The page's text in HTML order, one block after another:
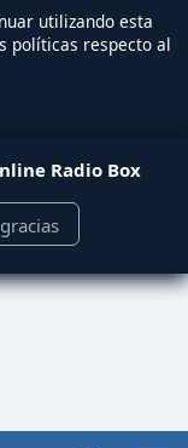
utilizando esta
políticas respecto al
Radio Box